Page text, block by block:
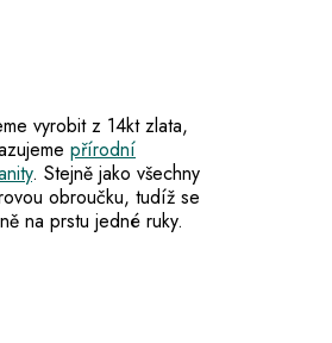
vyrobit z 14kt zlata,
přírodní
. Stejně jako všechny
obroučku, tudíž se
na prstu jedné ruky.